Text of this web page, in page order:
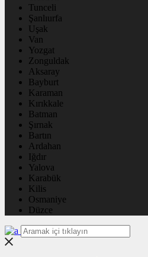
Tunceli
Şanlıurfa
Uşak
Van
Yozgat
Zonguldak
Aksaray
Bayburt
Karaman
Kırıkkale
Batman
Şırnak
Bartın
Ardahan
Iğdır
Yalova
Karabük
Kilis
Osmaniye
Düzce